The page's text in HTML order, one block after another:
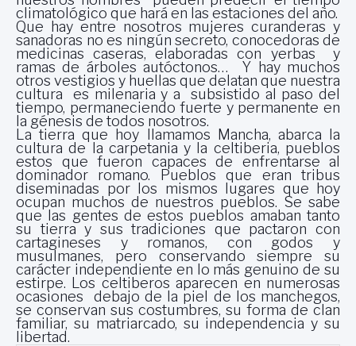
climatológico que hará en las estaciones del año.
Que hay entre nosotros mujeres curanderas y
sanadoras no es ningún secreto, conocedoras de
medicinas caseras, elaboradas con yerbas y
ramas de árboles autóctonos… Y hay muchos
otros vestigios y huellas que delatan que nuestra
cultura es milenaria y a subsistido al paso del
tiempo, permaneciendo fuerte y permanente en
la génesis de todos nosotros.
La tierra que hoy llamamos Mancha, abarca la
cultura de la carpetania y la celtiberia, pueblos
estos que fueron capaces de enfrentarse al
dominador romano. Pueblos que eran tribus
diseminadas por los mismos lugares que hoy
ocupan muchos de nuestros pueblos. Se sabe
que las gentes de estos pueblos amaban tanto
su tierra y sus tradiciones que pactaron con
cartagineses y romanos, con godos y
musulmanes, pero conservando siempre su
carácter independiente en lo más genuino de su
estirpe. Los celtiberos aparecen en numerosas
ocasiones debajo de la piel de los manchegos,
se conservan sus costumbres, su forma de clan
familiar, su matriarcado, su independencia y su
libertad.